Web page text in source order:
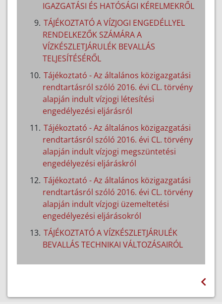
IGAZGATÁSI ÉS HATÓSÁGI KÉRELMEKRŐL
TÁJÉKOZTATÓ A VÍZJOGI ENGEDÉLLYEL
RENDELKEZŐK SZÁMÁRA A
VÍZKÉSZLETJÁRULÉK BEVALLÁS
TELJESÍTÉSÉRŐL
Tájékoztató - Az általános közigazgatási
rendtartásról szóló 2016. évi CL. törvény
alapján indult vízjogi létesítési
engedélyezési eljárásról
Tájékoztató - Az általános közigazgatási
rendtartásról szóló 2016. évi CL. törvény
alapján indult vízjogi megszüntetési
engedélyezési eljáráskról
Tájékoztató - Az általános közigazgatási
rendtartásról szóló 2016. évi CL. törvény
alapján indult vízjogi üzemeltetési
engedélyezési eljárásokról
TÁJÉKOZTATÓ A VÍZKÉSZLETJÁRULÉK
BEVALLÁS TECHNIKAI VÁLTOZÁSAIRÓL